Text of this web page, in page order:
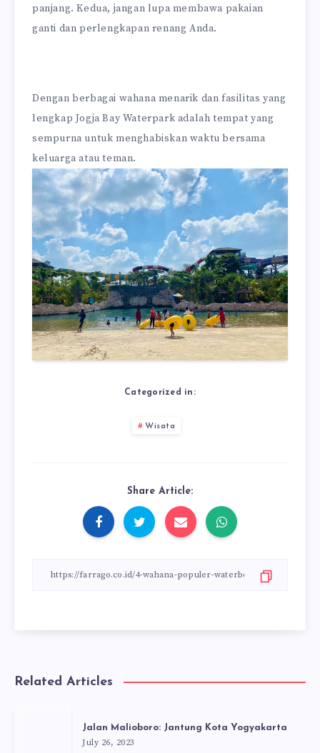
panjang. Kedua, jangan lupa membawa pakaian
ganti dan perlengkapan renang Anda.
Dengan berbagai wahana menarik dan fasilitas yang
lengkap Jogja Bay Waterpark adalah tempat yang
sempurna untuk menghabiskan waktu bersama
keluarga atau teman.
Categorized in:
Wisata
Share Article:
Related Articles
Jalan Malioboro: Jantung Kota Yogyakarta
July 26, 2023